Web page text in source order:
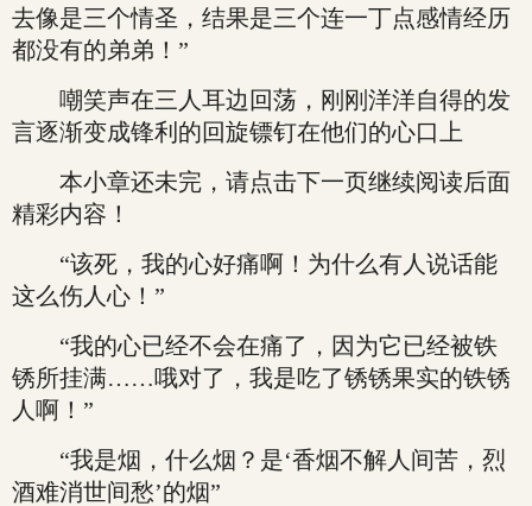
去像是三个情圣，结果是三个连一丁点感情经历
都没有的弟弟！”
嘲笑声在三人耳边回荡，刚刚洋洋自得的发
言逐渐变成锋利的回旋镖钉在他们的心口上
本小章还未完，请点击下一页继续阅读后面
精彩内容！
“该死，我的心好痛啊！为什么有人说话能
这么伤人心！”
“我的心已经不会在痛了，因为它已经被铁
锈所挂满……哦对了，我是吃了锈锈果实的铁锈
人啊！”
“我是烟，什么烟？是‘香烟不解人间苦，烈
酒难消世间愁’的烟”